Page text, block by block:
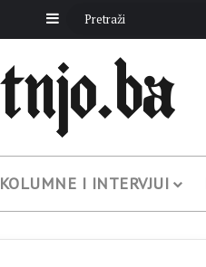
Sidebar
KOLUMNE I INTERVJUI